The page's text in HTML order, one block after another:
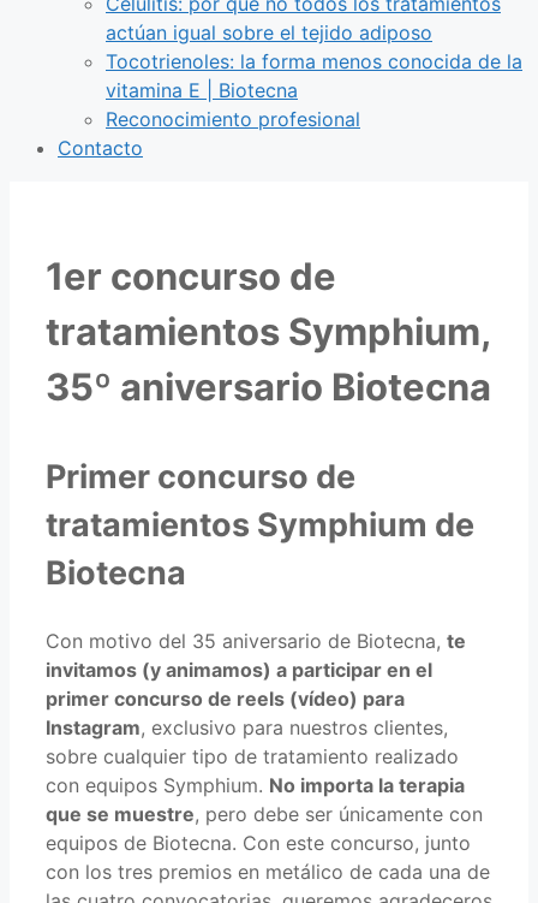
actúan igual sobre el tejido adiposo
Tocotrienoles: la forma menos conocida de la
vitamina E | Biotecna
Reconocimiento profesional
Contacto
1er concurso de
tratamientos Symphium,
35º aniversario Biotecna
Primer concurso de
tratamientos Symphium de
Biotecna
Con motivo del 35 aniversario de Biotecna, te
invitamos (y animamos) a participar en el
primer concurso de reels (vídeo) para
Instagram, exclusivo para nuestros clientes,
sobre cualquier tipo de tratamiento realizado
con equipos Symphium. No importa la terapia
que se muestre, pero debe ser únicamente con
equipos de Biotecna. Con este concurso, junto
con los tres premios en metálico de cada una de